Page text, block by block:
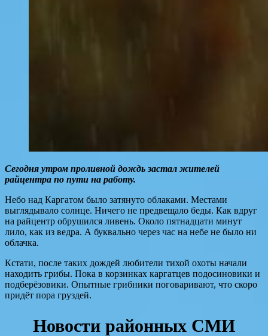
Сегодня утром проливной дождь застал жителей
райцентра по пути на работу.
Небо над Каргатом было затянуто облаками. Местами
выглядывало солнце. Ничего не предвещало беды. Как вдруг
на райцентр обрушился ливень. Около пятнадцати минут
лило, как из ведра. А буквально через час на небе не было ни
облачка.
Кстати, после таких дождей любители тихой охоты начали
находить грибы. Пока в корзинках каргатцев подосиновики и
подберёзовики. Опытные грибники поговаривают, что скоро
придёт пора груздей.